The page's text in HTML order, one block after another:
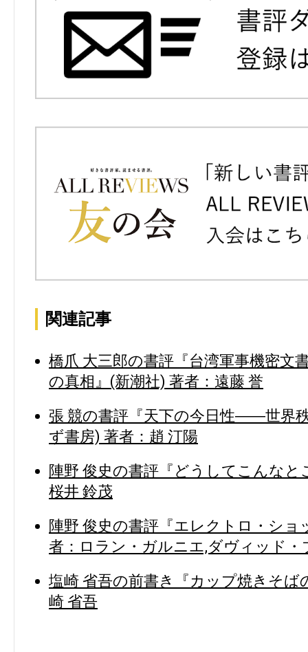
関連記事
橋爪 大三郎の書評『台湾軍事機密文
の真相』(新潮社) 著者：遠藤 誉
張 競の書評『天下の今日性――世界
ず書房) 著者：趙 汀陽
陣野 俊史の書評『どうしてこんなと
桜井 鈴茂
陣野 俊史の書評『エレクトロ・ショ
者：ロラン・ガルニエ,ダヴィッド
塩崎 省吾の前書き『カップ焼きそば
崎 省吾